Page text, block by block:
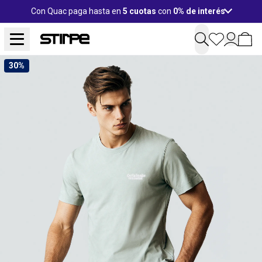
Con Quac paga hasta en 5 cuotas con 0% de interés
30%